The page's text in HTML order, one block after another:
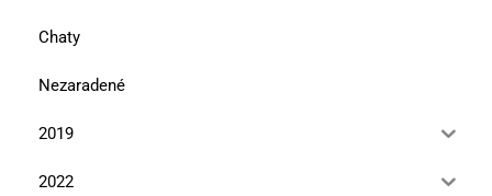
Chaty
Nezaradené
2019
2022